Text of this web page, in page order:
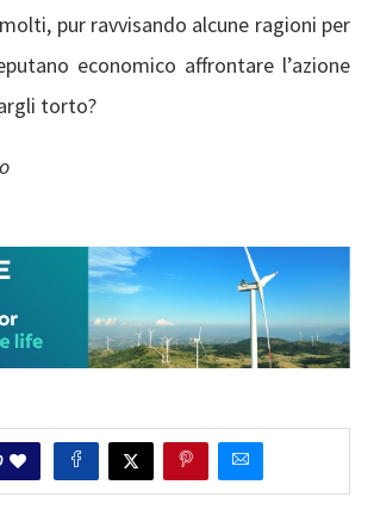
pur ravvisando alcune ragioni per
economico affrontare l’azione
torto?